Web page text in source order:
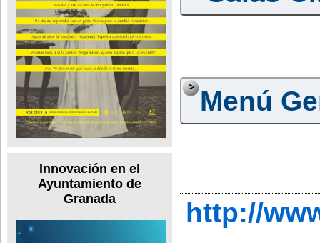
Innovación en el
Ayuntamiento de
Granada
Menú
http://